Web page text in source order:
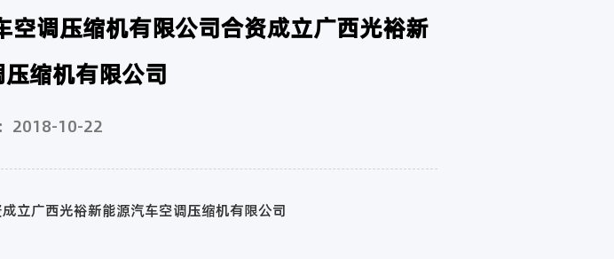
调压缩机有限公司合资成立广西光裕新
缩机有限公司
2018-10-22
立广西光裕新能源汽车空调压缩机有限公司